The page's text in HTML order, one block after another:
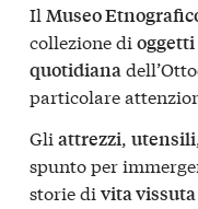
Il Museo
collezione di oggetti
quotidiana
particolare
Gli attrezzi, utensili
spunto per
storie di vita vissuta